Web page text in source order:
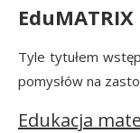
Tyle tytułem
pomysłów na
Edukacja